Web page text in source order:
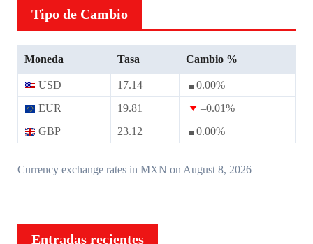
Tipo de Cambio
Moneda Tasa Cambio %
USD 17.14 0.00%
EUR
19.81 –0.01%
GBP
23.12 0.00%
Currency exchange rates in MXN on August 8, 2026
Entradas recientes